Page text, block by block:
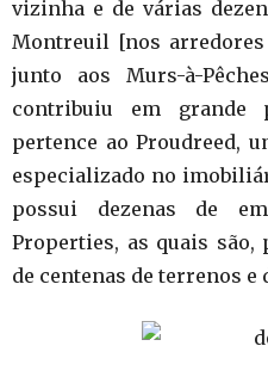
vizinha e de várias
Montreuil [nos arredores
junto aos Murs-à-
contribuiu em grande
pertence ao Proudreed,
especializado no
possui dezenas de
Properties, as quais
de centenas de terrenos e